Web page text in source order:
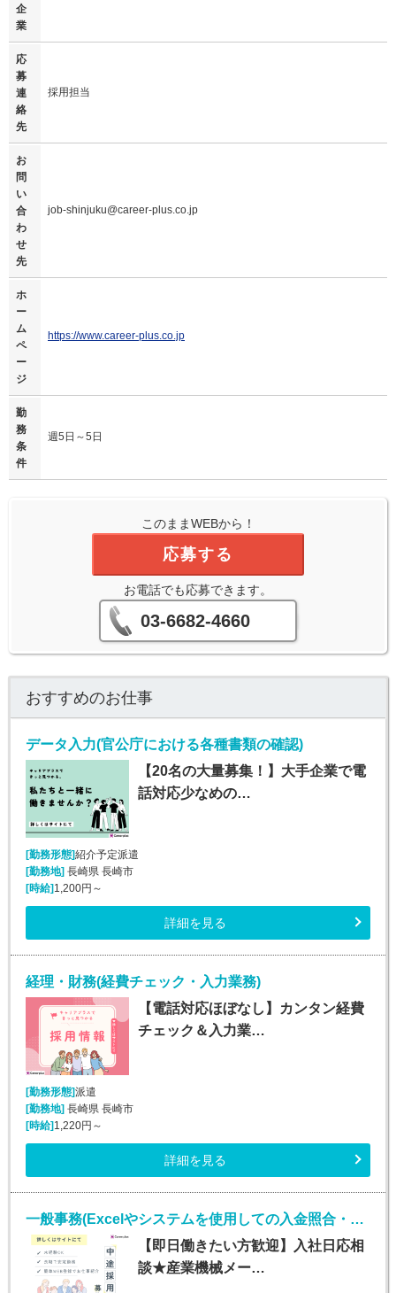
企
業
応
募
連
絡
先
採用担当
お
問
い
合
わ
せ
先
job-shinjuku@career-plus.co.jp
ホ
ー
ム
ペ
ー
ジ
https://www.career-plus.co.jp
勤
務
条
件
週5日～5日
このままWEBから！
応募する
お電話でも応募できます。
03-6682-4660
おすすめのお仕事
データ入力(官公庁における各種書類の確認)
【20名の大量募集！】大手企業で電
話対応少なめの…
[勤務形態]紹介予定派遣
[勤務地] 長崎県 長崎市
[時給] 1,200円～
詳細を見る
経理・財務(経費チェック・入力業務)
【電話対応ほぼなし】カンタン経費
チェック＆入力業…
[勤務形態]派遣
[勤務地]長崎県 長崎市
[時給]1,220円～
詳細を見る
一般事務(Excelやシステムを使用しての入金照合・入力業務)
【即日働きたい方歓迎】入社日応相
談★産業機械メー…